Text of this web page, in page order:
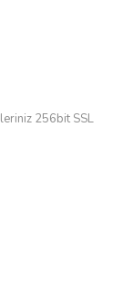
256bit SSL